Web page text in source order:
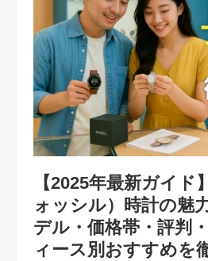
【2025年最新ガイド
ォッシル）時計の魅
デル・価格帯・評判
ィース別おすすめを